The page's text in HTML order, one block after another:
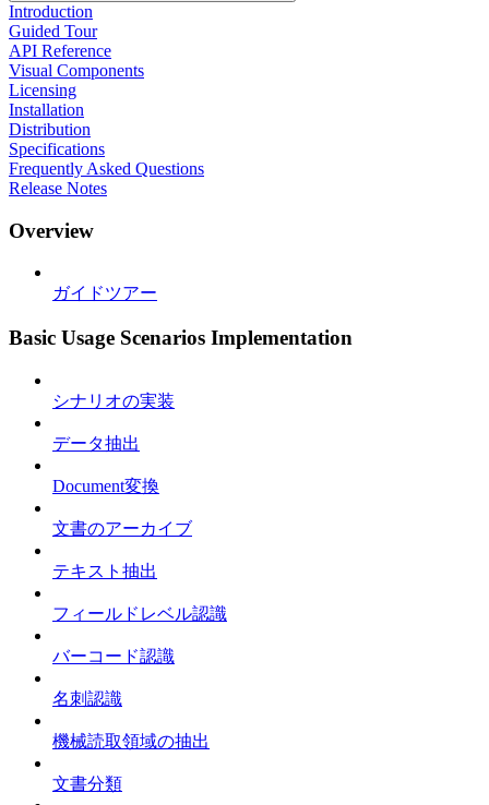
Introduction
Guided Tour
API Reference
Visual Components
Licensing
Installation
Distribution
Specifications
Frequently Asked Questions
Release Notes
Overview
ガイドツアー
Basic Usage Scenarios Implementation
シナリオの実装
データ抽出
Document変換
文書のアーカイブ
テキスト抽出
フィールドレベル認識
バーコード認識
名刺認識
機械読取領域の抽出
文書分類